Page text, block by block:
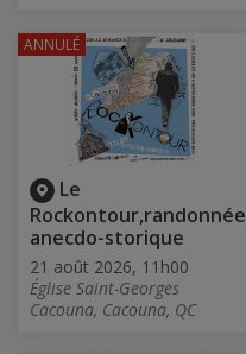
Le
Rockontour,randonnée
anecdo-storique
21 août 2026, 11h00
Église Saint-Georges
Cacouna, Cacouna, QC
ANNULÉ